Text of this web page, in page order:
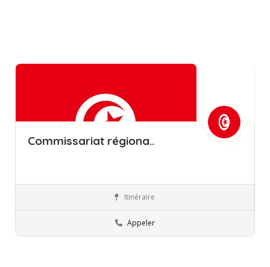
Commissariat régiona..
Commissions régionales de l’éducation
Itinéraire
Appeler